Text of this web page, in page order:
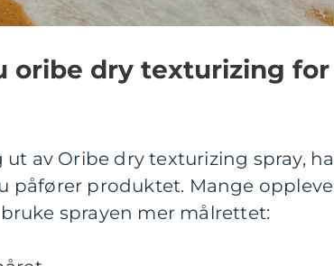
oribe dry texturizing
ut av Oribe dry texturizing spray,
påfører produktet. Mange
sprayen mer målrettet: